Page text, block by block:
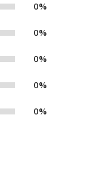
0%
0%
0%
0%
0%